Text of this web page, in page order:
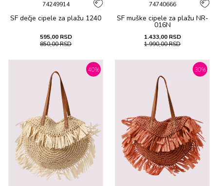
74249914
SF dečje cipеlе za plažu 1240
595,00 RSD
850,00RSD
74740666
SF muške cipеlе za plažu NR-
016N
1.433,00 RSD
1.990,00RSD
40% 30%